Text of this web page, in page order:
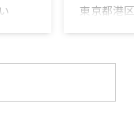
が大
テー
る
東京都港
お品物は